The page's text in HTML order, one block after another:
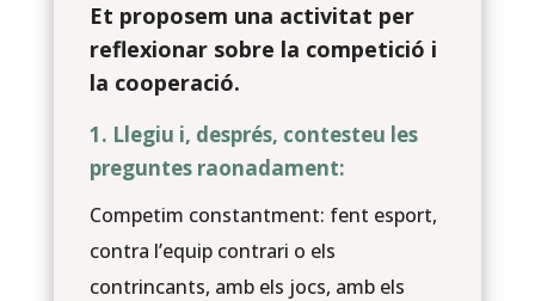
Et proposem una activitat per
reflexionar sobre la competició i
la cooperació.
1. Llegiu i, després, contesteu les
preguntes raonadament:
Competim constantment: fent esport,
contra l’equip contrari o els
contrincants, amb els jocs, amb els